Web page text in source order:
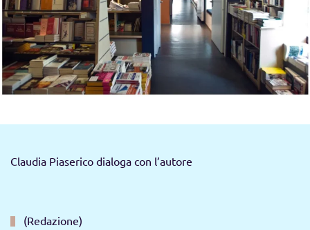
Claudia Piaserico dialoga con l’autore
(Redazione)